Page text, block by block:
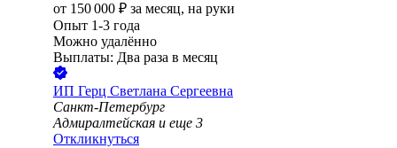
от 150 000 ₽ за месяц, на руки
Опыт 1-3 года
Можно удалённо
Выплаты: Два раза в месяц
ИП Герц Светлана Сергеевна
Санкт-Петербург
Адмиралтейская и еще 3
Откликнуться